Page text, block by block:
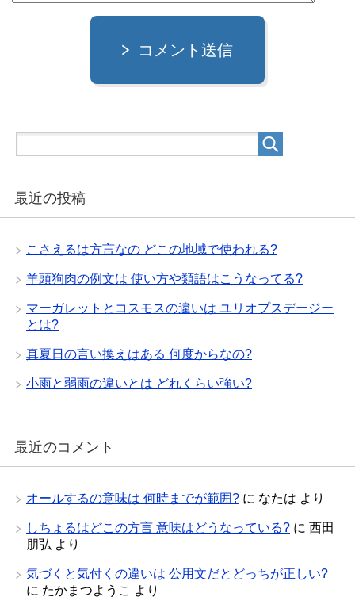
コメント送信
最近の投稿
こさえるは方言なの どこの地域で使われる?
羊頭狗肉の例文は 使い方や類語はこうなってる?
マーガレットとコスモスの違いは ユリオプスデージー
とは?
真夏日の言い換えはある 何度からなの?
小雨と弱雨の違いとは どれくらい強い?
最近のコメント
オールするの意味は 何時までが範囲? に なたは より
しちょるはどこの方言 意味はどうなっている? に 西田
朋弘 より
気づくと気付くの違いは 公用文だとどっちが正しい?
に たかまつようこ より